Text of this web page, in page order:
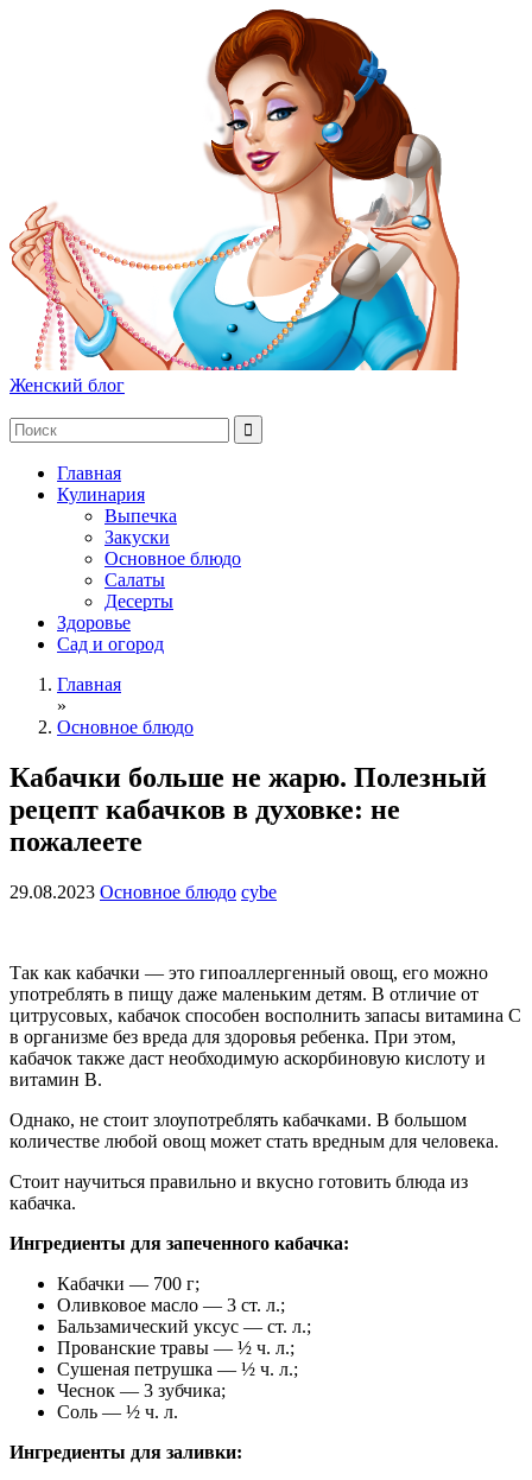
Женский блог
Главная
Кулинария
Выпечка
Закуски
Основное блюдо
Салаты
Десерты
Здоровье
Сад и огород
Главная
»
Основное блюдо
Кабачки больше не жарю. Полезный
рецепт кабачков в духовке: не
пожалеете
29.08.2023 Основное блюдо cybe
Так как кабачки — это гипоаллергенный овощ, его можно
употреблять в пищу даже маленьким детям. В отличие от
цитрусовых, кабачок способен восполнить запасы витамина С
в организме без вреда для здоровья ребенка. При этом,
кабачок также даст необходимую аскорбиновую кислоту и
витамин В.
Однако, не стоит злоупотреблять кабачками. В большом
количестве любой овощ может стать вредным для человека.
Стоит научиться правильно и вкусно готовить блюда из
кабачка.
Ингредиенты для запеченного кабачка:
Кабачки — 700 г;
Оливковое масло — 3 ст. л.;
Бальзамический уксус — ст. л.;
Прованские травы — ½ ч. л.;
Сушеная петрушка — ½ ч. л.;
Чеснок — 3 зубчика;
Соль — ½ ч. л.
Ингредиенты для заливки: